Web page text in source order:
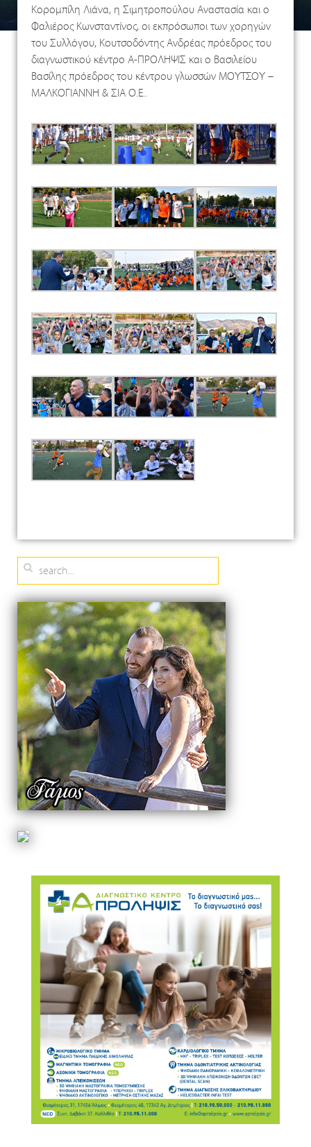
Κορομπίλη Λιάνα, η Σιμητροπούλου Αναστασία και ο
Φαλιέρος Κωνσταντίνος, οι εκπρόσωποι των χορηγών
του Συλλόγου, Κουτσοδόντης Ανδρέας πρόεδρος του
διαγνωστικού κέντρο Α-ΠΡΟΛΗΨΙΣ και ο Βασιλείου
Βασίλης πρόεδρος του κέντρου γλωσσών ΜΟΥΤΣΟΥ –
ΜΑΛΚΟΓΙΑΝΝΗ & ΣΙΑ Ο.Ε..